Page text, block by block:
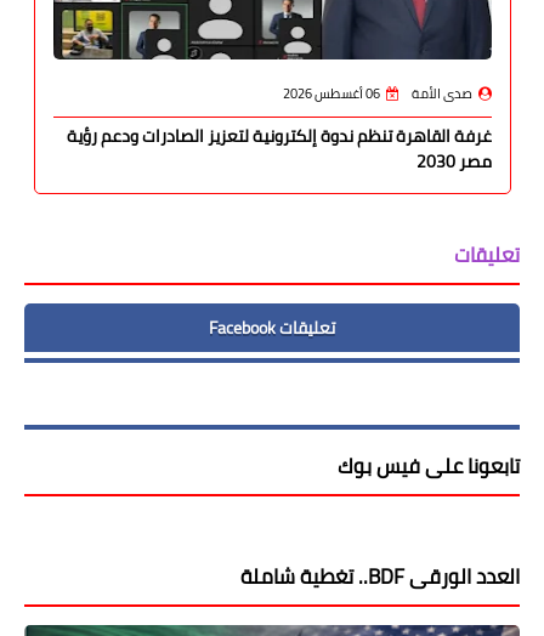
صدى الأمة 06 أغسطس 2026
غرفة القاهرة تنظم ندوة إلكترونية لتعزيز الصادرات ودعم رؤية
مصر 2030
تعليقات
تعليقات Facebook
تابعونا على فيس بوك
العدد الورقى BDF.. تغطية شاملة